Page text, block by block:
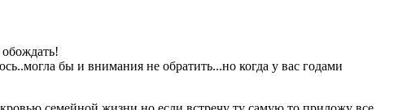
бы и внимания не обратить...но когда у вас годами